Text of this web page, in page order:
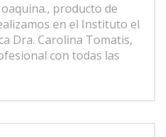
producto de
en el Instituto el
Dra. Carolina Tomatis,
con todas las